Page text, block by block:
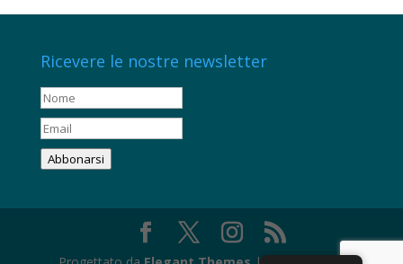
Ricevere le nostre newsletter
Abbonarsi